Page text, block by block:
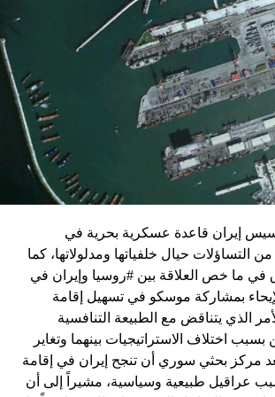
الدبلوماسية المكثفة التي تبذلها
والتوصل إلى اتفاق لوقف لإطلاق
زيارة بلينكن لإسرائيل بالتأكيد على أن
إلى حماس، وليس على حكومته.
نتنياهو إنه مصر على بقاء القوات
فيلادلفيا “لمنع الإرهابيين من إعادة
الكاتب والباحث السياسي الفلسطيني
لـ”سكاي نيوز عربية”:
عقبة في المفاوضات وأي حديث من هذا
على الموقف الفلسطيني.
هي أن نتنياهو يعرض المجتمع
والمنطقة للخطر.
إيران قاعدة عسكرية بحرية في
حيال خلفياتها ومدلولاتها، كما
في ما خص العلاقة بين #روسيا وإيران في
بمشاركة موسكو في تسهيل إقامة
الأمر الذي يتناقض مع الطبيعة التنافسية
بسبب اختلاف الاستراتيجيات بينهما وتغاير
مركز بحثي سوري أن تنجح إيران في إقامة
عراقيل طبيعية وسياسية، مشيراً إلى أن